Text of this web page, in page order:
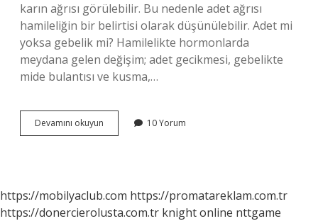
karın ağrısı görülebilir. Bu nedenle adet ağrısı
hamileliğin bir belirtisi olarak düşünülebilir. Adet mi
yoksa gebelik mi? Hamilelikte hormonlarda
meydana gelen değişim; adet gecikmesi, gebelikte
mide bulantısı ve kusma,…
Devamını okuyun
Belirtileri
10 Yorum
https://mobilyaclub.com https://promatareklam.com.tr
https://donercierolusta.com.tr knight online nttgame